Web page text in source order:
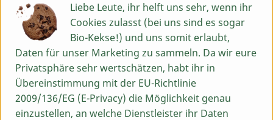
Geschmack
Die enthaltenen Senföle verleihen Radieschen ihren
scharf-würzigen Geschmack. Oft ist dieser bei
Freilandware ausgeprägter als bei Radieschen aus dem
Gewächshaus.
Verwendung
Liebe Leute, ihr helft uns sehr, wenn ihr
Cookies zulasst (bei uns sind es sogar
Bio-Kekse!) und uns somit erlaubt,
Daten für unser Marketing zu sammeln. Da wir eure
Privatsphäre sehr wertschätzen, habt ihr in
Übereinstimmung mit der EU-Richtlinie
2009/136/EG (E-Privacy) die Möglichkeit genau
einzustellen, an welche Dienstleister ihr Daten